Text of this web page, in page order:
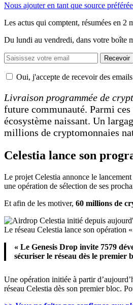
Nous ajouter en tant que source
Les actus qui comptent, résumées en 2
Du lundi au vendredi, dans votre boîte
Recevoir
Oui, j'accepte de recevoir des
Livraison programmée de
future communauté. Parmi
écosystème naissant. Un
millions de cryptomonnaies
Celestia lance son
Le projet Celestia annonce le lancement
une opération de sélection de ses
Et afin de les motiver, 60 millions de
Le réseau Celestia lance son opération
« Le Genesis Drop invite 7579
sécuriser le réseau dès le premier
Une opération initiée à partir
réseau Celestia dès son premier bloc.